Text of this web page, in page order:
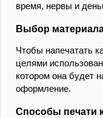
время, нервы и
Выбор
Чтобы напечатать
целями
котором она будет
оформление.
Способы печати